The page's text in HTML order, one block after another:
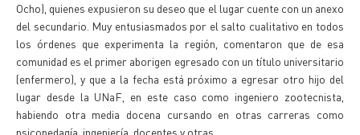
Ocho), quienes expusieron su deseo que el lugar cuente con un anexo
del secundario. Muy entusiasmados por el salto cualitativo en todos
los órdenes que experimenta la región, comentaron que de esa
comunidad es el primer aborigen egresado con un título universitario
(enfermero), y que a la fecha está próximo a egresar otro hijo del
lugar desde la UNaF, en este caso como ingeniero zootecnista,
habiendo otra media docena cursando en otras carreras como
psicopedagía, ingeniería, docentes y otras.